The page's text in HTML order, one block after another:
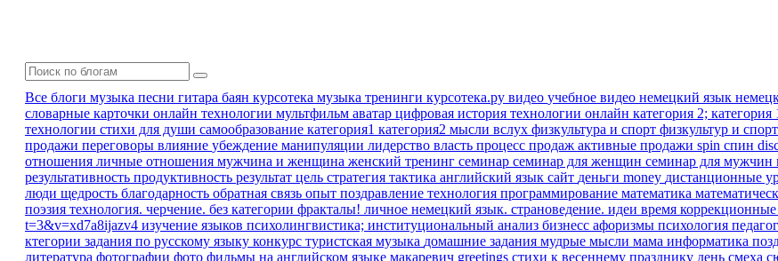
Все блоги музыка песни гитара баян курсотека музыка тренинги курсотека.ру видео учебное видео немецкий язык
словарные карточки онлайн технологии мультфильм аватар цифровая история технологии онлайн категория 2; категория
технологии стихи для души самообразование категория1 категория2 мысли вслух физкультура и спорт физкультур и спорт
продажи переговоры влияние убеждение манипуляции лидерство власть процесс продаж активные продажи spin спин
отношения личные отношения мужчина и женщина женский тренинг семинар семинар для женщин семинар для мужчин
результативность продуктивность результат цель стратегия тактика английский язык сайт деньги money дистанционные
люди щедрость благодарность обратная связь опыт поздравление технология программирование математика
поэзия технология. черчение. без категории фракталы! личное немецкий язык. страноведение. идеи время
t=3&v=xd7a8ijazv4 изучение языков психолингвистика; институциональный анализ бизнесс афоризмы психология
ктегории задания по русскому языку конкурс туристская музыка домашние задания мудрые мысли мама информатика
литература фотографии фото фильмы на английском языке макаревич greetings стихи к весеннему празднику день смеха